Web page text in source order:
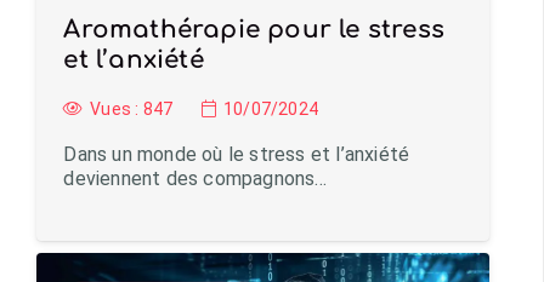
Aromathérapie pour le stress
et l’anxiété
Vues : 847 10/07/2024
Dans un monde où le stress et l’anxiété
deviennent des compagnons…